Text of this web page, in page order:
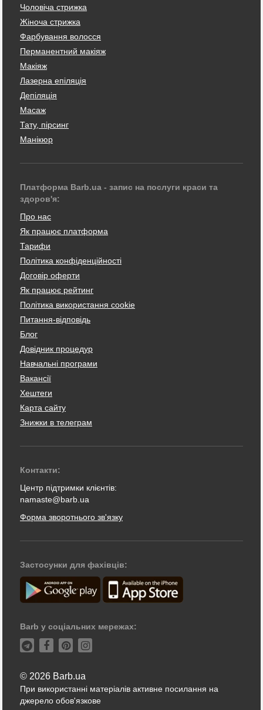
Чоловіча стрижка
Жіноча стрижка
Фарбування волосся
Перманентний макіяж
Макіяж
Лазерна епіляція
Депіляція
Масаж
Тату, пірсинг
Манікюр
Платформа Barb.ua - запис на послуги краси та
здоров'я:
Про нас
Як працює платформа
Тарифи
Політика конфіденційності
Договір оферти
Як працює рейтинг
Політика використання cookie
Питання-відповідь
Блог
Довідник процедур
Навчальні програми
Вакансії
Хештеги
Карта сайту
Знижки в телеграм
Контакти:
Центр підтримки клієнтів:
namaste@barb.ua
Форма зворотнього зв'язку
Застосунки для фахівців:
Barb у соціальних мережах:
© 2026 Barb.ua
При використанні матеріалів активне посилання на
джерело обов'язкове